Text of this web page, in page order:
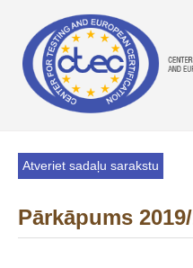
Atveriet sadaļu sarakstu
Pārkāpums